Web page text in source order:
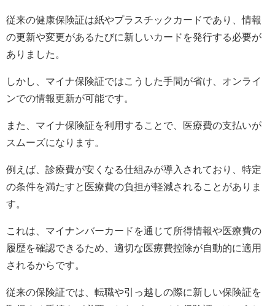
従来の健康保険証は紙やプラスチックカードであり、情報
の更新や変更があるたびに新しいカードを発行する必要が
ありました。
しかし、マイナ保険証ではこうした手間が省け、オンライ
ンでの情報更新が可能です。
また、マイナ保険証を利用することで、医療費の支払いが
スムーズになります。
例えば、診療費が安くなる仕組みが導入されており、特定
の条件を満たすと医療費の負担が軽減されることがありま
す。
これは、マイナンバーカードを通じて所得情報や医療費の
履歴を確認できるため、適切な医療費控除が自動的に適用
されるからです。
従来の保険証では、転職や引っ越しの際に新しい保険証を